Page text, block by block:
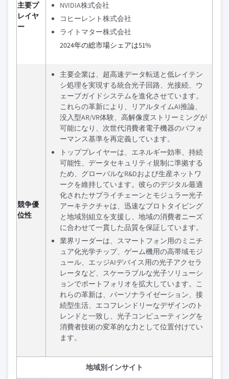
主要プ
レイヤ
ー
NVIDIA株式会社
コヒーレント株式会社
ライトマター株式会社
2024年の総市場シェアは51%
競争優
位性
主要企業は、超高速データ転送と低レイテン
シ処理を実現する統合光子回路、光接続、ウ
ェーブガイドシステムを進化させています。
これらの革新により、リアルタイムAI推論、
没入型AR/VR体験、高解像度ストリーミングが
可能になり、次世代消費者電子機器のパフォ
ーマンス基準を再定義しています。
トッププレイヤーは、エネルギー効率、持続
可能性、データセキュリティ規制に準拠する
ため、グローバルなR&Dおよび生産ネットワ
ークを維持しています。彼らのデジタル最適
化されたサプライチェーンとモジュラー光子
アーキテクチャは、迅速なプロトタイピング
と地域別組立を支援し、地域の消費者ニーズ
に合わせて一貫した品質を保証しています。
業界リーダーは、スマートフォン用のミニチ
ュア化光学チップ、ゲーム機用の高帯域モジ
ュール、エッジAIデバイス用の光子アクセラ
レータなど、スケーラブルな光子ソリューシ
ョンでポートフォリオを拡大しています。こ
れらの革新は、パーソナライゼーション、接
続型生活、エコフレンドリーなデザインのト
レンドと一致し、光子コンピューティングを
消費者技術の変革的な力として位置付けてい
ます。
地域別インサイト